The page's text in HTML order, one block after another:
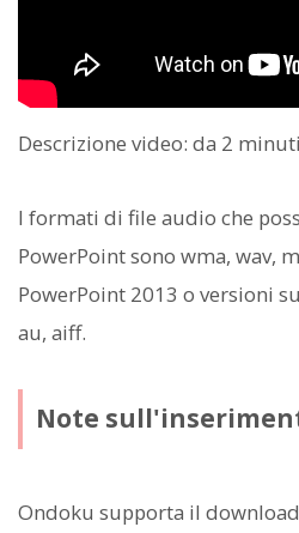
Descrizione video: da 2
I formati di file audio che
PowerPoint sono wma, wav,
PowerPoint 2013 o versioni
au, aiff.
Note
Ondoku supporta il